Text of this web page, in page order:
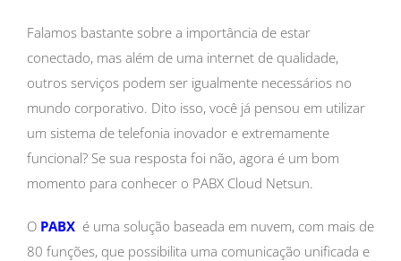
Falamos bastante sobre a importância de estar
conectado, mas além de uma internet de qualidade,
outros serviços podem ser igualmente necessários no
mundo corporativo. Dito isso, você já pensou em utilizar
um sistema de telefonia inovador e extremamente
funcional? Se sua resposta foi não, agora é um bom
momento para conhecer o PABX Cloud Netsun.
O PABX é uma solução baseada em nuvem, com mais de
80 funções, que possibilita uma comunicação unificada e